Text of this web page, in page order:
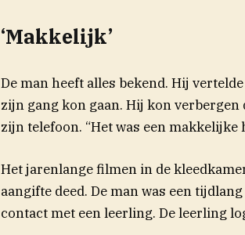
‘Makkelijk’
De man heeft alles bekend. Hij
zijn gang kon gaan. Hij kon verbergen
zijn telefoon. “Het was een makkelijke
Het jarenlange filmen in de
aangifte deed. De man was een
contact met een leerling. De leerling